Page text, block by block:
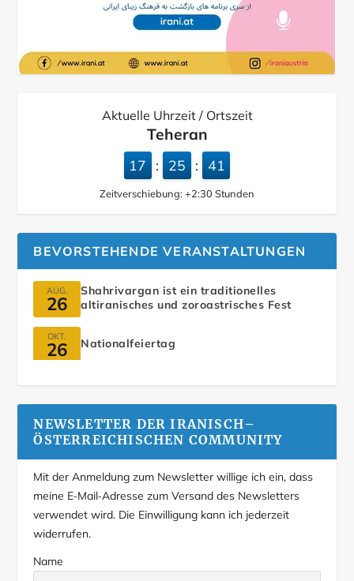
Aktuelle Uhrzeit / Ortszeit
Teheran
17 : 25 : 42
Zeitverschiebung: +2:30 Stunden
BEVORSTEHENDE VERANSTALTUNGEN
AUG.
26
Shahrivargan ist ein traditionelles
altiranisches und zoroastrisches Fest
OKT.
26 Nationalfeiertag
NEWSLETTER DER IRANISCH–
ÖSTERREICHISCHEN COMMUNITY
Mit der Anmeldung zum Newsletter willige ich ein, dass
meine E‑Mail‑Adresse zum Versand des Newsletters
verwendet wird. Die Einwilligung kann ich jederzeit
widerrufen.
Name